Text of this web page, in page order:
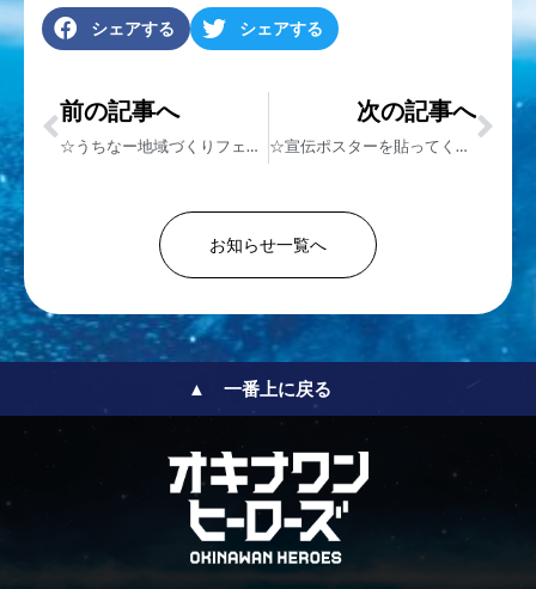
シェアする シェアする
前の記事へ
☆うちなー地域づくりフェスタにて「琉神マブヤーショー」☆(11/6)
次の記事へ
☆宣伝ポスターを貼ってくれる保育園・幼稚園を大募集！☆
お知らせ一覧へ
▲ 一番上に戻る